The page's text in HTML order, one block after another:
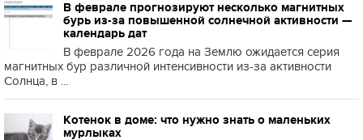
В феврале прогнозируют несколько магнитных
бурь из-за повышенной солнечной активности —
календарь дат
В феврале 2026 года на Землю ожидается серия
магнитных бур различной интенсивности из-за активности
Солнца, в ...
Котенок в доме: что нужно знать о маленьких
мурлыках